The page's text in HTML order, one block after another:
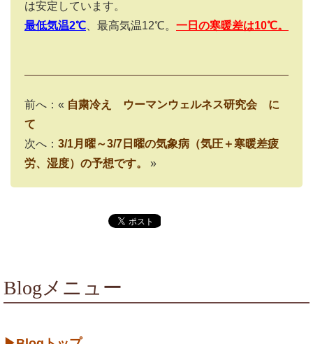
は安定しています。
最低気温2℃ 、最高気温12℃。 一日の寒暖差は10℃。
前へ：« 自粛冷え ウーマンウェルネス研究会 に
て
次へ： 3/1月曜～3/7日曜の気象病（気圧＋寒暖差疲
労、湿度）の予想です。
»
Blogメニュー